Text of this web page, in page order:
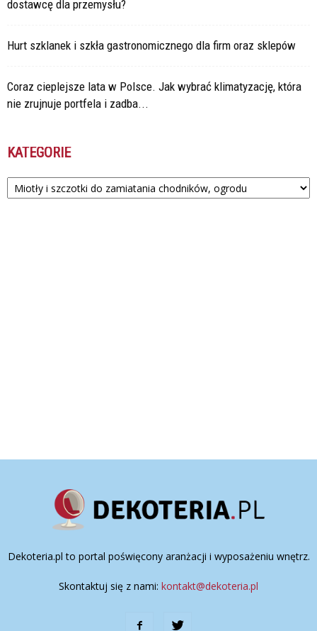
dostawcę dla przemysłu?
Hurt szklanek i szkła gastronomicznego dla firm oraz sklepów
Coraz cieplejsze lata w Polsce. Jak wybrać klimatyzację, która
nie zrujnuje portfela i zadba...
KATEGORIE
Kategorie
Dekoteria.pl to portal poświęcony aranżacji i wyposażeniu wnętrz.
Skontaktuj się z nami: kontakt@dekoteria.pl